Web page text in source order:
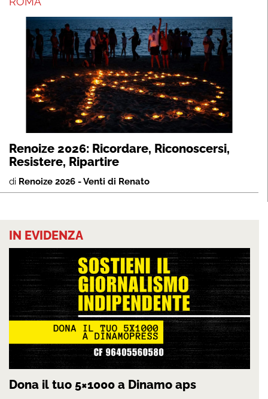
Renoize 2026: Ricordare, Riconoscersi,
Resistere, Ripartire
di Renoize 2026 - Venti di Renato
IN EVIDENZA
Dona il tuo 5×1000 a Dinamo aps